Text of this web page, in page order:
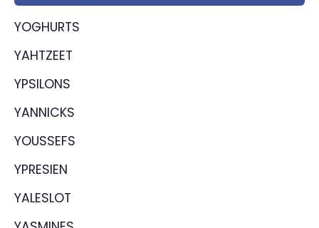
YOGHURTS
YAHTZEET
YPSILONS
YANNICKS
YOUSSEFS
YPRESIEN
YALESLOT